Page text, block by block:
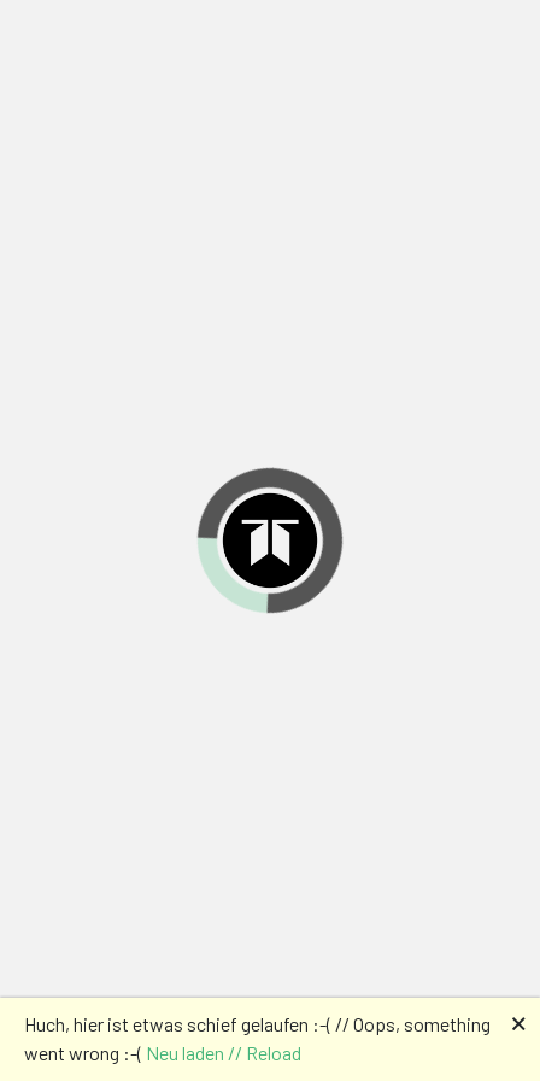
Huch, hier ist etwas schief gelaufen :-( // Oops, something
went wrong :-( Neu laden // Reload
🗙